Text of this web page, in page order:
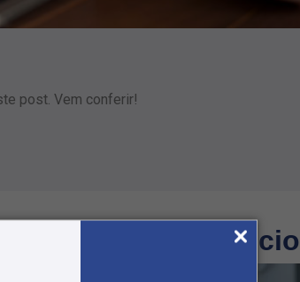
post. Vem conferir!
seu negócio